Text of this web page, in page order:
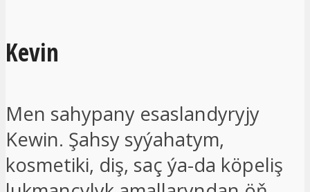
Kevin
Men sahypany esaslandyryjy
Kewin. Şahsy syýahatym,
kosmetiki, diş, saç ýa-da köpeliş